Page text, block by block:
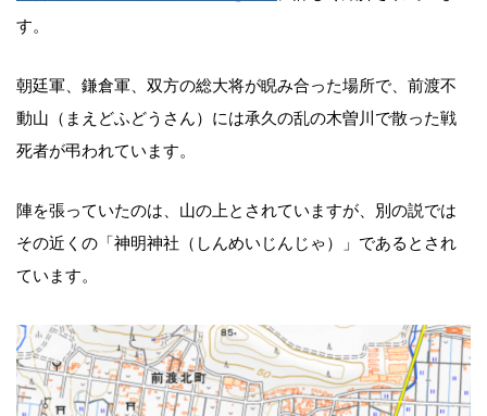
す。
朝廷軍、鎌倉軍、双方の総大将が睨み合った場所で、前渡不
動山（まえどふどうさん）には承久の乱の木曽川で散った戦
死者が弔われています。
陣を張っていたのは、山の上とされていますが、別の説では
その近くの「神明神社（しんめいじんじゃ）」であるとされ
ています。